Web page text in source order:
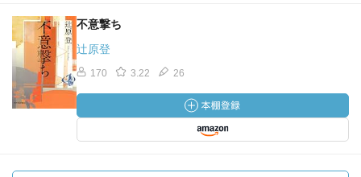
不意撃ち
辻原登
170 3.22 26